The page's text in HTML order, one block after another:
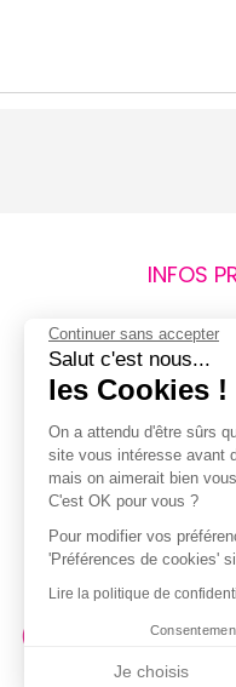
INFOS
Retours
Suivi de
Livraisons
Guide
Politique
de la
Continuer sans accepter
Salut c'est nous...
les Cookies !
On a attendu d'être sûrs
site vous intéresse avant
mais on aimerait bien
C'est OK pour vous ?
Pour modifier vos
'Préférences de cookies'
Lire la politique de
Je choisis